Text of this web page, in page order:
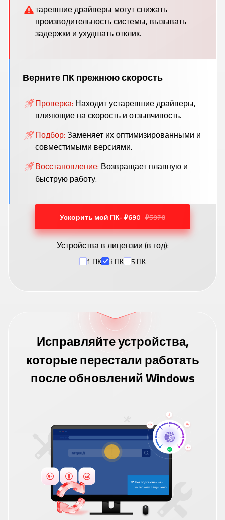
таревшие драйверы могут снижать
производительность системы, вызывать
задержки и ухудшать отклик.
Верните ПК прежнюю скорость
Проверка: Находит устаревшие драйверы,
влияющие на скорость и отзывчивость.
Подбор: Заменяет их оптимизированными и
совместимыми версиями.
Восстановление: Возвращает плавную и
быструю работу.
Ускорить мой ПК- ₽690 ₽5970
Устройства в лицензии (в год):
1 ПК 3 ПК 5 ПК
Исправляйте устройства,
которые перестали работать
после обновлений Windows